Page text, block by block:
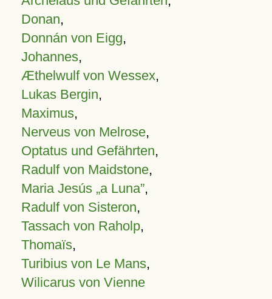
Donan,
Donnán von Eigg,
Johannes,
Æthelwulf von Wessex,
Lukas Bergin,
Maximus,
Nerveus von Melrose,
Optatus und Gefährten,
Radulf von Maidstone,
Maria Jesús „a Luna”,
Radulf von Sisteron,
Tassach von Raholp,
Thomaïs,
Turibius von Le Mans,
Wilicarus von Vienne